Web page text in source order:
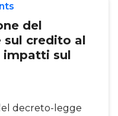
del
sul credito al
impatti sul
decreto-legge